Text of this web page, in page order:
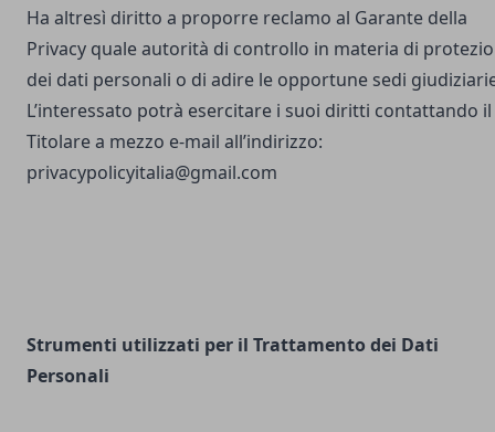
Ha altresì diritto a proporre reclamo al Garante della
Privacy quale autorità di controllo in materia di
dei dati personali o di adire le opportune sedi
L’interessato potrà esercitare i suoi diritti contattando il
Titolare a mezzo e-mail all’indirizzo:
privacypolicyitalia@gmail.com
Strumenti utilizzati per il Trattamento dei Dati
Personali